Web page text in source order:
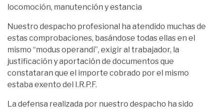
Nuestro despacho profesional ha atendido muchas de
estas comprobaciones, basándose todas ellas en el
mismo “modus operandi”, exigir al trabajador, la
justificación y aportación de documentos que
constataran que el importe cobrado por el mismo
estaba exento del I.R.P.F.
La defensa realizada por nuestro despacho ha sido